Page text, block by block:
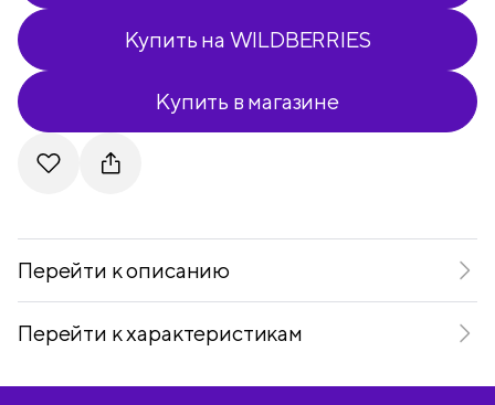
Купить на WILDBERRIES
Купить в магазине
Перейти к описанию
Перейти к характеристикам